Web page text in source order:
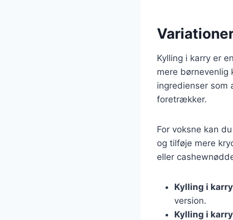
Kylling i karry er
mere
ingredienser som
foretrækker.
For voksne kan
og tilføje mere
eller
Kylling i
version.
Kylling i